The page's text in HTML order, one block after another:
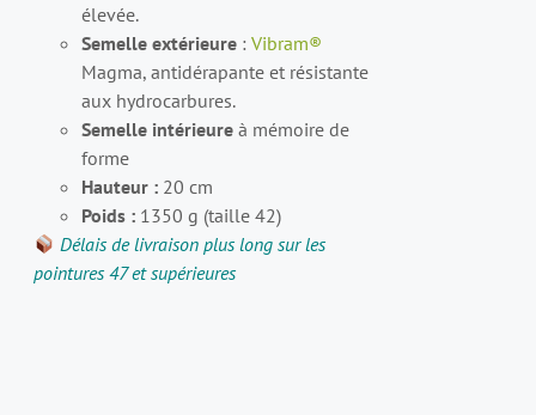
élevée.
Semelle extérieure :Vibram®
Magma, antidérapante et résistante
aux hydrocarbures.
Semelle intérieure à mémoire de
forme
Hauteur : 20 cm
Poids : 1350 g (taille 42)
Délais de livraison plus long sur les
pointures 47 et supérieures